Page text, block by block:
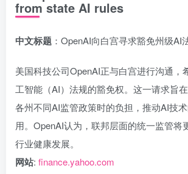
from state AI rules
中文标题 ：OpenAI向白宫寻求豁免州级AI
美国科技公司OpenAI正与白宫进行沟通，
工智能（AI）法规的豁免权。这一请求旨
各州不同AI监管政策时的负担，推动AI技
用。OpenAI认为，联邦层面的统一监管将
行业健康发展。
网站: finance.yahoo.com